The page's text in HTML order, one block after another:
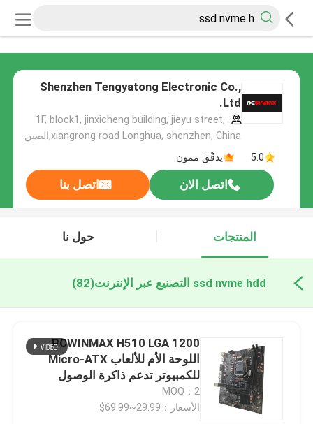
Shenzhen Tengyatong Electronic Co.,
Ltd.
1F, block1, jinxicheng building, jieyu street,
xiangrong road Longhua, shenzhen, China,الصين
5.0
يدقّق ممون
اتصل الان اتصل بنا
المنتجات حول نا
ssd nvme hdd التصنيع عبر الإنترنت (82)
PCWINMAX H510 LGA 1200
اللوحة الأم للألعاب Micro-ATX
للكمبيوتر تدعم ذاكرة الوصول
NVME M.2 SATA3.0 USB3.0
MOQ：2
الأسعار：29.99~69.99$